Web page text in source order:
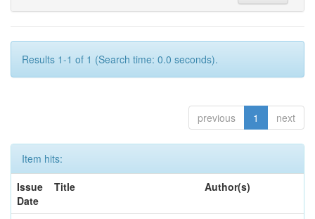
Results 1-1 of 1 (Search time: 0.0 seconds).
previous 1 next
Item hits:
Issue
Date
Title Author(s)